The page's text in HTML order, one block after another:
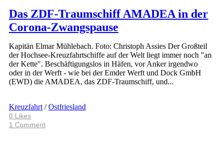
Das ZDF-Traumschiff AMADEA in der
Corona-Zwangspause
Kapitän Elmar Mühlebach. Foto: Christoph Assies Der Großteil
der Hochsee-Kreuzfahrtschiffe auf der Welt liegt immer noch "an
der Kette". Beschäftigungslos in Häfen, vor Anker irgendwo
oder in der Werft - wie bei der Emder Werft und Dock GmbH
(EWD) die AMADEA, das ZDF-Traumschiff, und...
Kreuzfahrt/Ostfriesland
0 Likes
1 Comment